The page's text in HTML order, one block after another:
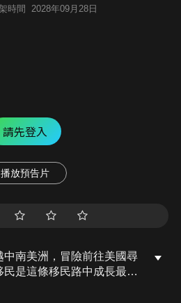
時間 2028年09月28日
請先登入
播放預告片
南美洲，冒險前往美國尋
是這條移民路中成長最快